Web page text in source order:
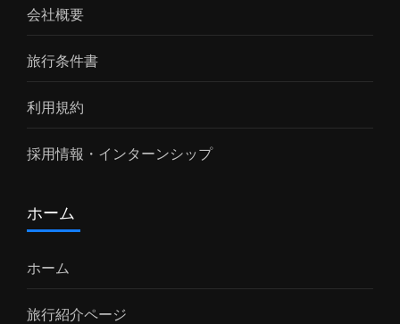
会社概要
旅行条件書
利用規約
採用情報・インターンシップ
ホーム
ホーム
旅行紹介ページ